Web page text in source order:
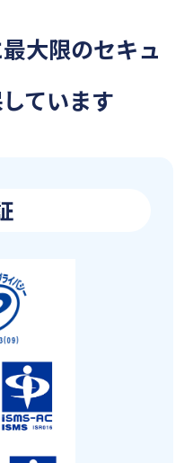
大限のセキュ
ています